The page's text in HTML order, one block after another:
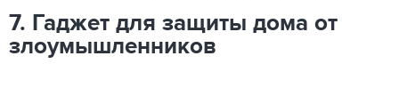
7. Гаджет для защиты дома от
злоумышленников